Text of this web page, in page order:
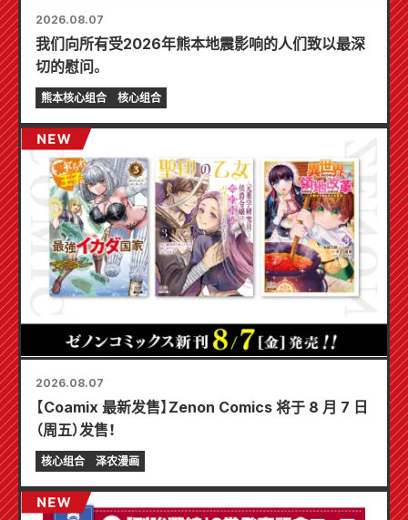
2026.08.07
我们向所有受2026年熊本地震影响的人们致以最深
切的慰问。
熊本核心组合 核心组合
2026.08.07
【Coamix 最新发售】Zenon Comics 将于 8 月 7 日
（周五）发售！
核心组合 泽农漫画